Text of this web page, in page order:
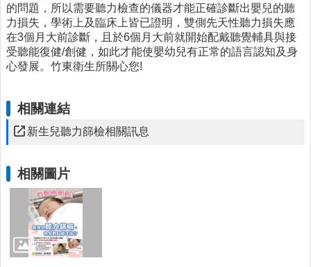
法
規
查
詢
站
連
結
關
連
康
運
的問題，所以需要聽力檢查的儀器才能正確診斷出嬰兒的聽
力損失，學術上及臨床上皆已證明，雙側先天性聽力損失應
在3個月大前診斷，且於6個月大前就開始配戴聽覺輔具與接
受聽能復健/創健，如此才能使嬰幼兒有正常的語言認知及身
心發展。竹東衛生所關心您!
相關連結
新生兒聽力篩檢相關訊息
相關圖片